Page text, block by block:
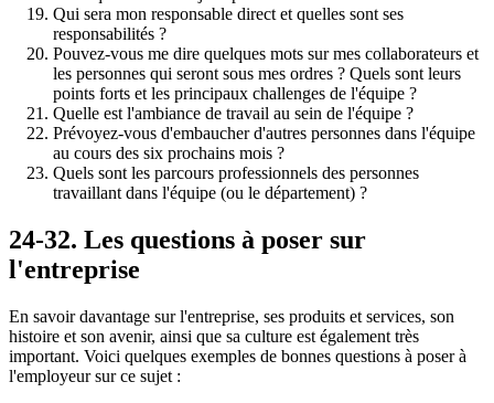
Qui sera mon responsable direct et quelles sont ses
responsabilités ?
Pouvez-vous me dire quelques mots sur mes collaborateurs et
les personnes qui seront sous mes ordres ? Quels sont leurs
points forts et les principaux challenges de l'équipe ?
Quelle est l'ambiance de travail au sein de l'équipe ?
Prévoyez-vous d'embaucher d'autres personnes dans l'équipe
au cours des six prochains mois ?
Quels sont les parcours professionnels des personnes
travaillant dans l'équipe (ou le département) ?
24-32. Les questions à poser sur
l'entreprise
En savoir davantage sur l'entreprise, ses produits et services, son
histoire et son avenir, ainsi que sa culture est également très
important. Voici quelques exemples de bonnes questions à poser à
l'employeur sur ce sujet :